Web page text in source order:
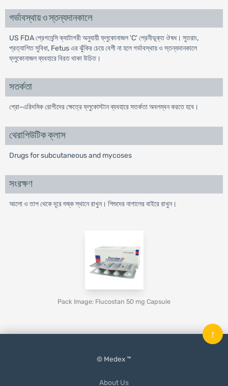
গর্ভাবস্থায় ও স্তন্যদানকালে
US FDA প্রেগনেন্সি ক্যাটাগরী অনুযায়ী ফ্লুকোনাজল 'C' শ্রেনীভূক্ত ঔষধ। সুতরাং,
প্রত্যাশিত সুবিধা, Fetus এর ঝুঁকির চেয়ে বেশী না হলে গর্ভাবস্থায় ও স্তন্যদানকালে
ফ্লুকোনাজল ব্যবহারে বিরত থাকা উচিত।
সতর্কতা
প্রো-এরিদমিক রোগীদের ক্ষেত্রে ফ্লুকোস্টান ব্যবহারে সতর্কতা অবলম্বন করতে হবে।
থেরাপিউটিক ক্লাস
Drugs for subcutaneous and mycoses
সংরক্ষণ
আলো ও তাপ থেকে দূরে শুষ্ক স্থানে রাখুন। শিশুদের নাগালের বাইরে রাখুন।
Pack Image: Flucostan 50 mg Capsule
© Medex ™
About Us
↑